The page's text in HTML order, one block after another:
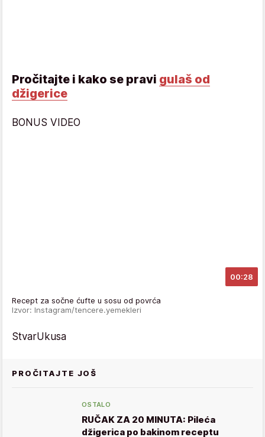
Pročitajte i kako se pravi gulaš od
džigerice
BONUS VIDEO
00:28
Recept za sočne ćufte u sosu od povrća
Izvor: Instagram/tencere.yemekleri
StvarUkusa
PROČITAJTE JOŠ
OSTALO
RUČAK ZA 20 MINUTA: Pileća
džigerica po bakinom receptu